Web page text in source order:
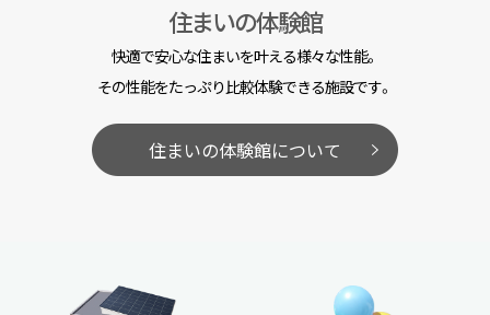
住まいの体験館
快適で安心な住まいを叶える様々な性能。
その性能をたっぷり比較体験できる施設です。
住まいの体験館について